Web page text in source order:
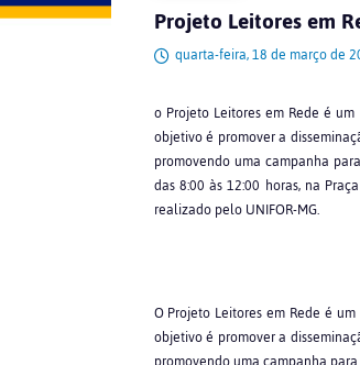
Projeto Leitores em
quarta-feira, 18 de março de
o Projeto Leitores em Rede é
objetivo é promover a
promovendo uma campanha
das 8:00 às 12:00 horas, na
realizado pelo UNIFOR-MG.
O Projeto Leitores em Rede é
objetivo é promover a